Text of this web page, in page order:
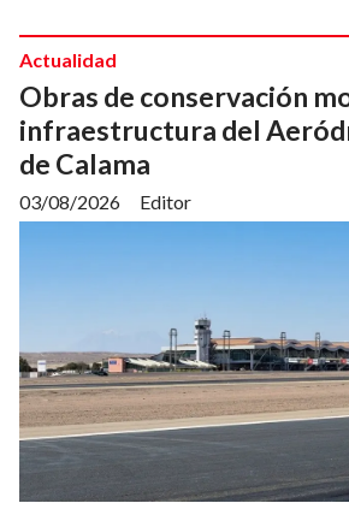
Obras de conservación
infraestructura del
de Calama
Editor
Actualidad
03/08/2026